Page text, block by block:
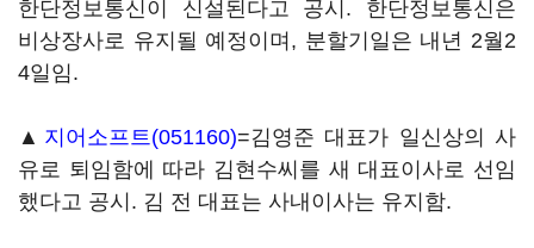
한단정보통신이 신설된다고 공시. 한단정보통신은
비상장사로 유지될 예정이며, 분할기일은 내년 2월2
4일임.
▲ 지어소프트(051160)=김영준 대표가 일신상의 사
유로 퇴임함에 따라 김현수씨를 새 대표이사로 선임
했다고 공시. 김 전 대표는 사내이사는 유지함.